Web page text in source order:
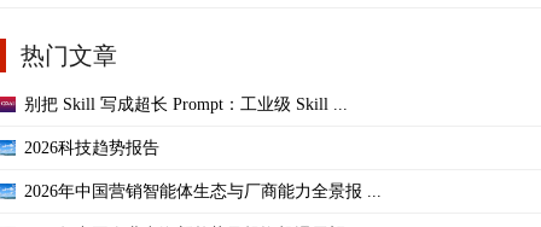
热门文章
别把 Skill 写成超长 Prompt：工业级 Skill ...
2026科技趋势报告
2026年中国营销智能体生态与厂商能力全景报 ...